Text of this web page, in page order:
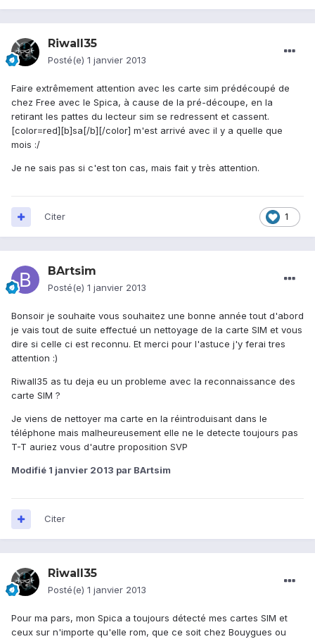
Riwall35
Posté(e) 1 janvier 2013
Faire extrêmement attention avec les carte sim prédécoupé de
chez Free avec le Spica, à cause de la pré-découpe, en la
retirant les pattes du lecteur sim se redressent et cassent.
[color=red][b]sa[/b][/color] m'est arrivé avec il y a quelle que
mois :/
Je ne sais pas si c'est ton cas, mais fait y très attention.
1
Citer
BArtsim
Posté(e) 1 janvier 2013
Bonsoir je souhaite vous souhaitez une bonne année tout d'abord
je vais tout de suite effectué un nettoyage de la carte SIM et vous
dire si celle ci est reconnu. Et merci pour l'astuce j'y ferai tres
attention :)
Riwall35 as tu deja eu un probleme avec la reconnaissance des
carte SIM ?
Je viens de nettoyer ma carte en la réintroduisant dans le
téléphone mais malheureusement elle ne le detecte toujours pas
T-T auriez vous d'autre proposition SVP
Modifié 1 janvier 2013 par BArtsim
Citer
Riwall35
Posté(e) 1 janvier 2013
Pour ma pars, mon Spica a toujours détecté mes cartes SIM et
ceux sur n'importe qu'elle rom, que ce soit chez Bouygues ou